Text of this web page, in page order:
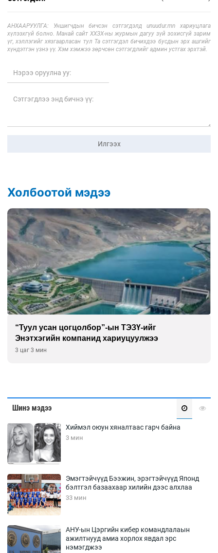
АНХААРУУЛГА: Уншигчдын бичсэн сэтгэгдэлд unuudur.mn хариуцлага
хүлээхгүй болно. Манай сайт ХХЗХ-ны журмын дагуу зүй зохисгүй зарим
үг, хэллэгийг хязгаарласан тул Та сэтгэгдэл бичихдээ бусдын эрх ашгийг
хүндэтгэн үзнэ үү. Хэм хэмжээ зөрчсөн сэтгэгдлийг админ устгах эрхтэй.
Илгээх
Холбоотой мэдээ
“Туул усан цогцолбор”-ын ТЭЗҮ-ийг
Энэтхэгийн компанид хариуцуулжээ
3 цаг 3 мин
Шинэ мэдээ
Хиймэл оюун хяналтаас гарч байна
3 мин
Эмэгтэйчүүд Бээжин, эрэгтэйчүүд Японд
бэлтгэл базаахаар хилийн дээс алхлаа
33 мин
АНУ-ын Цэргийн кибер командлалаын
ажилтнууд амиа хорлох явдал эрс
нэмэгджээ